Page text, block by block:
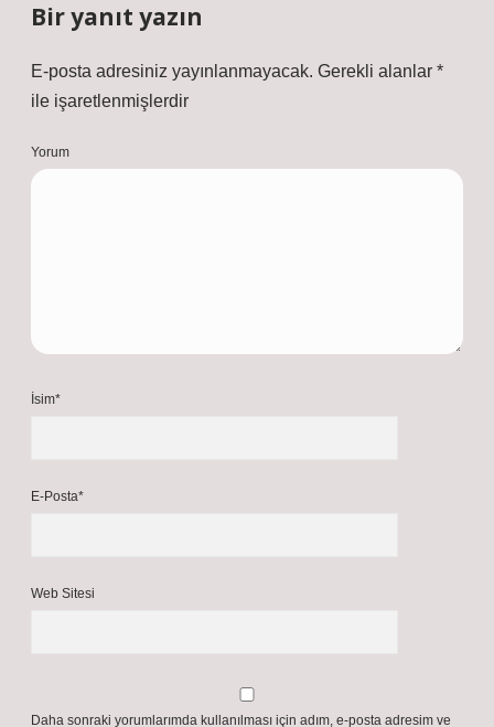
Bir yanıt yazın
E-posta adresiniz yayınlanmayacak. Gerekli alanlar *
ile işaretlenmişlerdir
Yorum
İsim*
E-Posta*
Web Sitesi
Daha sonraki yorumlarımda kullanılması için adım, e-posta adresim ve